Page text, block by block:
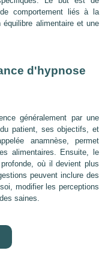
comportement liés à la
alimentaire et une
d'hypnose
généralement par une
patient, ses objectifs, et
anamnèse, permet
alimentaires. Ensuite, le
où il devient plus
peuvent inclure des
modifier les perceptions
saines.